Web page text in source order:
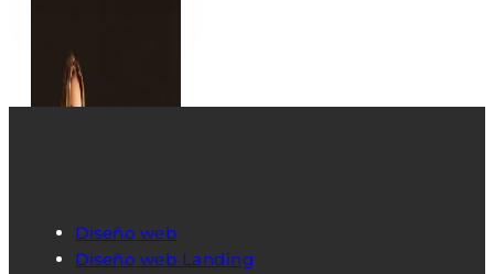
Diseño web
Diseño web Landing